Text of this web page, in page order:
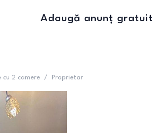
Adaugă anunț gratuit
2 camere / Proprietar